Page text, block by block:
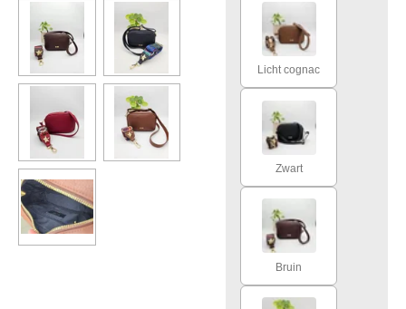
Licht cognac
Zwart
Bruin